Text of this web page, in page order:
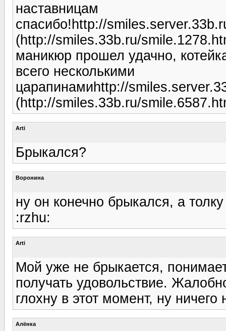
наставницам
спасибо!http://
(http://smiles.33b.ru/
маникюр прошел удачно,
всего несколькими
царапинамиhttp://
(http://smiles.33b.ru/
Arti
Брыкался?
Воронина
ну он конечно брыкался, а
:rzhu:
Arti
Мой уже не брыкается,
получать удовольствие.
глохну в этот момент, ну
Алёнка